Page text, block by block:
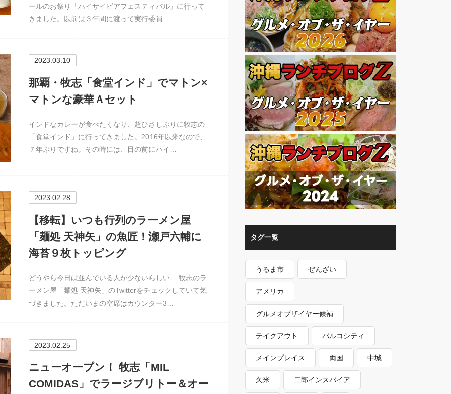
ールのお祭り「ハイサイビアフェスティバル」に行って
きました。以前は３年間に渡って実行委員…
2023.03.10
那覇・牧志「食堂インド」でマトン×
マトンな豪華Ａセット
インドなカレーが食べたくなり、超ひさしぶりに牧志の
「食堂インド」に行ってきました。2016年以来なので、
７年ぶりですね。その時には、目の前にハイ…
2023.02.28
【移転】いつも行列のラーメン屋
「麺処 天神矢」の魚匠！瀬戸六輔に
海苔９枚トッピング
どうやら今日は並んでいる人が少ないらしい… 牧志のラ
ーメン屋「麺処 天神矢」のTwitterをチェックしていて気
づきました。ただいまの空席はカウンター3…
2023.02.25
ニューオープン！ 牧志「MIL
COMIDAS」でラージブリトー＆オー
タグ一覧
うるま市 ぜんざい
アメリカ
グルメオブザイヤー候補
テイクアウト パルコシティ
メインプレイス 両国 中城
久米 二郎インスパイア